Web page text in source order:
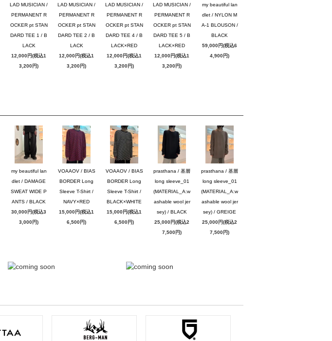
LAD MUSICIAN /
PERMANENT R
OCKER pt STAN
DARD TEE 1 / B
LACK
12,000円(税込1
3,200円)
LAD MUSICIAN /
PERMANENT R
OCKER pt STAN
DARD TEE 2 / B
LACK
12,000円(税込1
3,200円)
LAD MUSICIAN /
PERMANENT R
OCKER pt STAN
DARD TEE 4 / B
LACK×RED
12,000円(税込1
3,200円)
LAD MUSICIAN /
PERMANENT R
OCKER pt STAN
DARD TEE 5 / B
LACK×RED
12,000円(税込1
3,200円)
my beautiful lan
dlet / NYLON M
A-1 BLOUSON /
BLACK
59,000円(税込6
4,900円)
my beautiful lan
dlet / DAMAGE
SWEAT WIDE P
ANTS / BLACK
30,000円(税込3
3,000円)
VOAAOV / BIAS
BORDER Long
Sleeve T-Shirt /
NAVY×RED
15,000円(税込1
6,500円)
VOAAOV / BIAS
BORDER Long
Sleeve T-Shirt /
BLACK×WHITE
15,000円(税込1
6,500円)
prasthana / 基層
long sleeve_01
(MATERIAL_A:w
ashable wool jer
sey) / BLACK
25,000円(税込2
7,500円)
prasthana / 基層
long sleeve_01
(MATERIAL_A:w
ashable wool jer
sey) / GREIGE
25,000円(税込2
7,500円)